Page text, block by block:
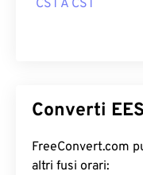
CST A CST
Converti
FreeConvert.com
altri fusi orari: